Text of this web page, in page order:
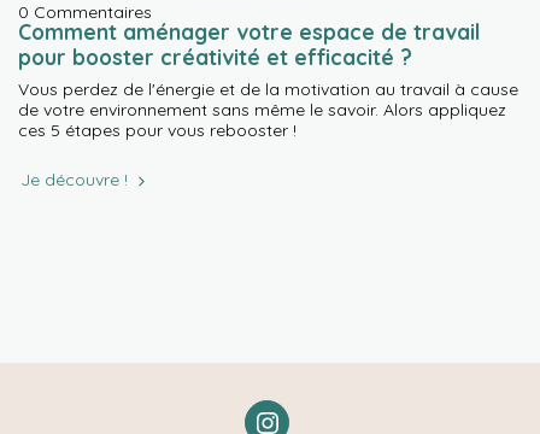
0 Commentaires
Comment aménager votre espace de travail
pour booster créativité et efficacité ?
Vous perdez de l'énergie et de la motivation au travail à cause
de votre environnement sans même le savoir. Alors appliquez
ces 5 étapes pour vous rebooster !
Je découvre !